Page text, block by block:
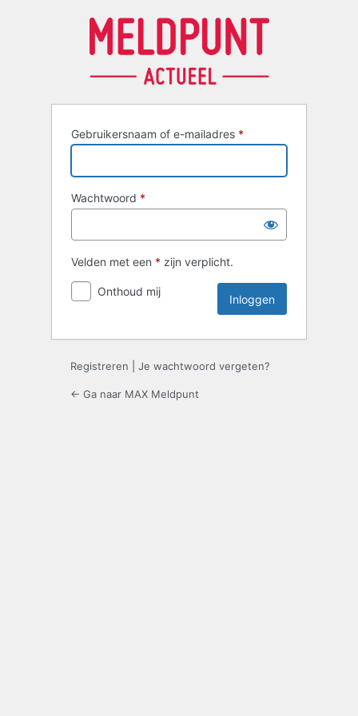
Gebruikersnaam of e-mailadres *
Wachtwoord *
Velden met een * zijn verplicht.
Onthoud mij
Registreren Je wachtwoord vergeten?
← Ga naar MAX Meldpunt